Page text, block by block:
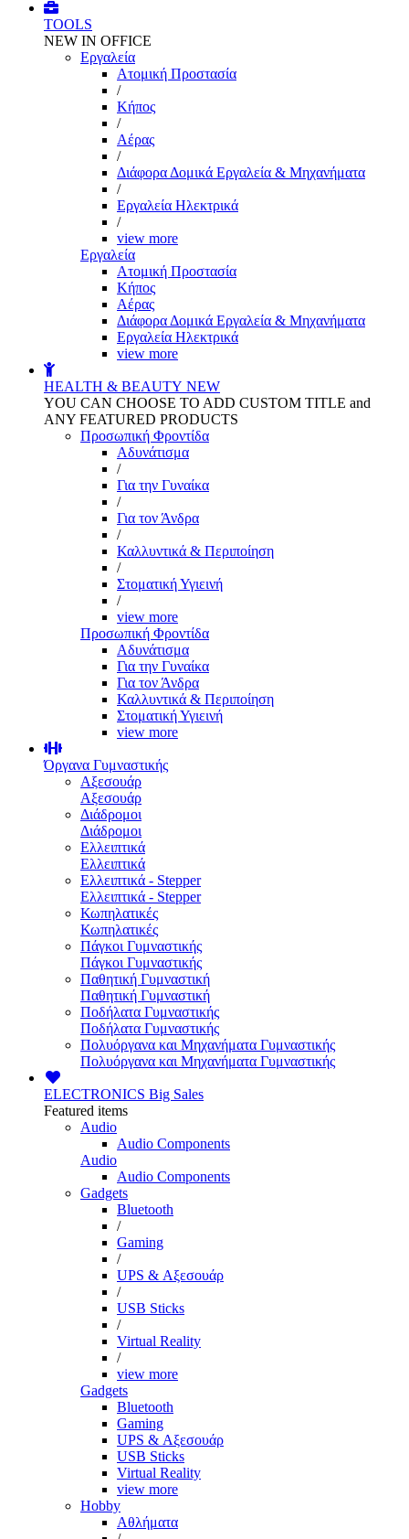
TOOLS
NEW IN OFFICE
Εργαλεία
Aτομική Προστασία
/
Kήπος
/
Αέρας
/
Διάφορα Δομικά Εργαλεία & Μηχανήματα
/
Εργαλεία Ηλεκτρικά
/
view more
Εργαλεία
Aτομική Προστασία
Kήπος
Αέρας
Διάφορα Δομικά Εργαλεία & Μηχανήματα
Εργαλεία Ηλεκτρικά
view more
HEALTH & BEAUTY NEW
YOU CAN CHOOSE TO ADD CUSTOM TITLE and
ANY FEATURED PRODUCTS
Προσωπική Φροντίδα
Αδυνάτισμα
/
Για την Γυναίκα
/
Για τον Άνδρα
/
Καλλυντικά & Περιποίηση
/
Στοματική Υγιεινή
/
view more
Προσωπική Φροντίδα
Αδυνάτισμα
Για την Γυναίκα
Για τον Άνδρα
Καλλυντικά & Περιποίηση
Στοματική Υγιεινή
view more
Όργανα Γυμναστικής
Αξεσουάρ
Αξεσουάρ
Διάδρομοι
Διάδρομοι
Ελλειπτικά
Ελλειπτικά
Ελλειπτικά - Stepper
Ελλειπτικά - Stepper
Κωπηλατικές
Κωπηλατικές
Πάγκοι Γυμναστικής
Πάγκοι Γυμναστικής
Παθητική Γυμναστική
Παθητική Γυμναστική
Ποδήλατα Γυμναστικής
Ποδήλατα Γυμναστικής
Πολυόργανα και Μηχανήματα Γυμναστικής
Πολυόργανα και Μηχανήματα Γυμναστικής
ELECTRONICS Big Sales
Featured items
Audio
Audio Components
Audio
Audio Components
Gadgets
Bluetooth
/
Gaming
/
UPS & Αξεσουάρ
/
USB Sticks
/
Virtual Reality
/
view more
Gadgets
Bluetooth
Gaming
UPS & Αξεσουάρ
USB Sticks
Virtual Reality
view more
Hobby
Αθλήματα